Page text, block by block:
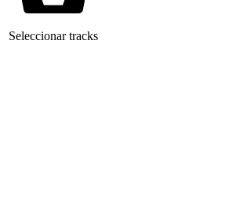
Seleccionar tracks